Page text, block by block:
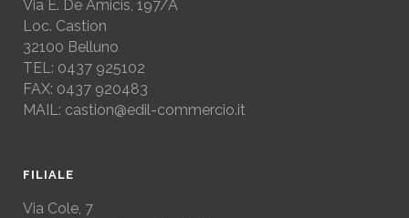
Via E. De Amicis, 197/A
Loc. Castion
32100 Belluno
TEL: 0437 925102
FAX: 0437 920483
MAIL: castion@edil-commercio.it
FILIALE
Via Cole, 7